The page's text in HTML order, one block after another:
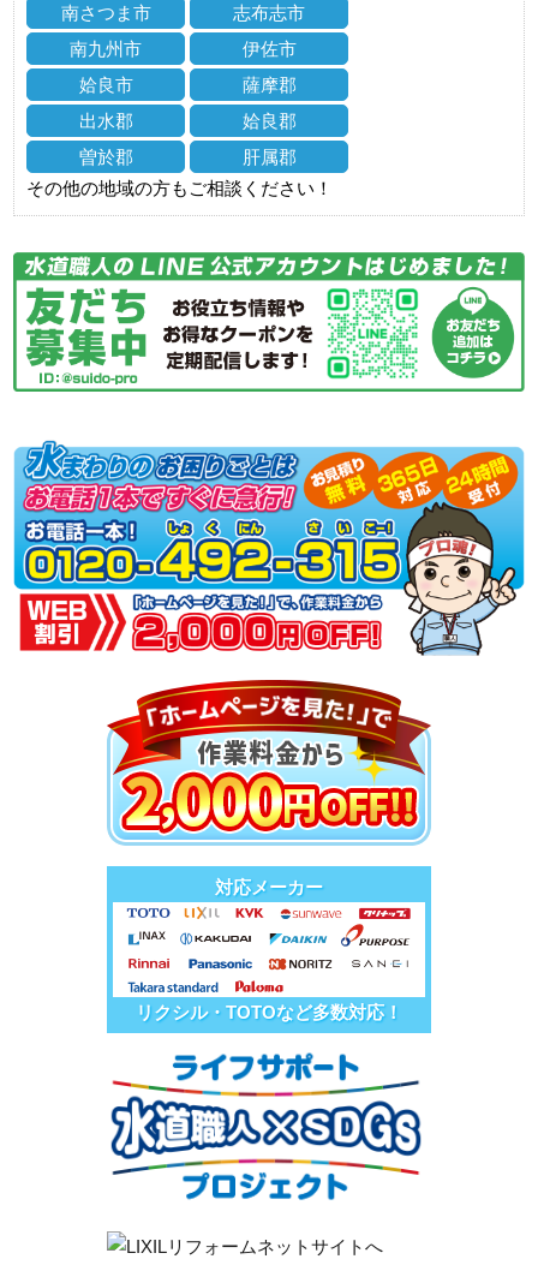
南さつま市
志布志市
南九州市
伊佐市
姶良市
薩摩郡
出水郡
姶良郡
曽於郡
肝属郡
その他の地域の方もご相談ください！
対応メーカー
リクシル・TOTOなど多数対応！